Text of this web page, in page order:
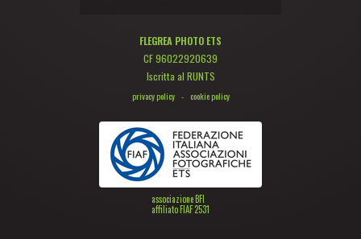
FLEGREA PHOTO ETS
CF 96022920639
Iscritta al RUNTS
privacy policy - cookie policy
associazione BFI
affiliato FIAF 2531